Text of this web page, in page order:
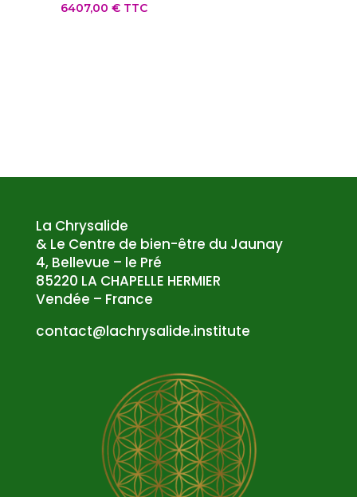
6407,00€ TTC
La Chrysalide
& Le Centre de bien-être du Jaunay
4, Bellevue – le Pré
85220 LA CHAPELLE HERMIER
Vendée – France
etuti
tsni.
edila
syrhc
al@tc
atnoc